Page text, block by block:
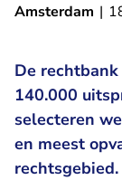
Amsterdam |
De
140.000
selecteren
en meest
rechtsgebied.